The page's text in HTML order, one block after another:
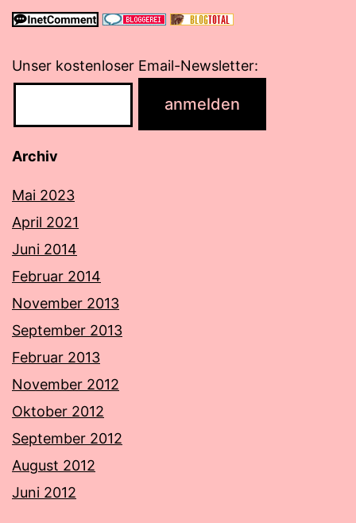
Unser kostenloser Email-Newsletter:
Archiv
Mai 2023
April 2021
Juni 2014
Februar 2014
November 2013
September 2013
Februar 2013
November 2012
Oktober 2012
September 2012
August 2012
Juni 2012